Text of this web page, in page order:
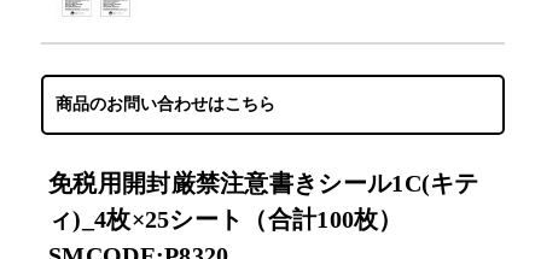
商品のお問い合わせはこちら
免税用開封厳禁注意書きシール1C(キテ
ィ)_4枚×25シート（合計100枚）